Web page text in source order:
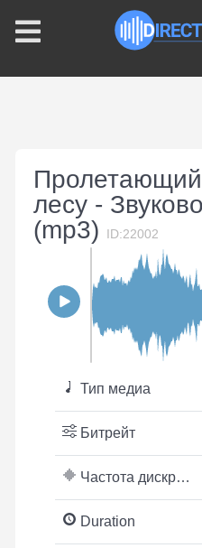
Пролетающий
лесу -
(mp3)
ID:22002
Тип медиа
Битрейт
Частота дискретизации
Duration